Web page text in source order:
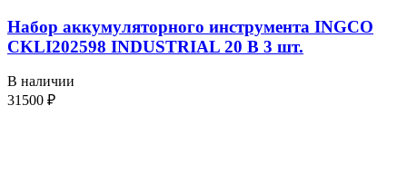
Набор аккумуляторного инструмента INGCO
CKLI202598 INDUSTRIAL 20 В 3 шт.
В наличии
31500 ₽